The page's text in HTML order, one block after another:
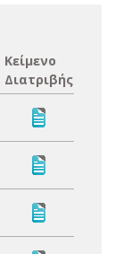
Κείμενο
Διατριβής